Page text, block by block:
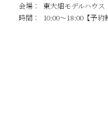
会場：
東大畑モデルハウス
時間：
10:00～18:00【予約